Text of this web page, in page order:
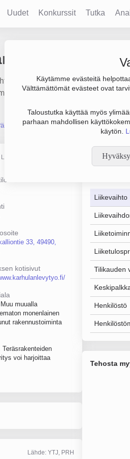
Uudet Konkurssit Tutka
Käytämme evästeitä
Välttämättömät evästeet ovat
Taloustutka käyttää myös
parhaan mahdollisen
käytön.
Levytyö Oy
on 177 000 €, tulos -2 000 € ja
1978 ja sijainti Hamina.
Lähde: YTJ, PRH, Traficom
33, 49490,
kotisivut
muualla
monenlainen
rakennustoiminta
voi harjoittaa
Lähde: YTJ, PRH
Liikevaihto
Tilikauden
Henkilöstö
Tehosta